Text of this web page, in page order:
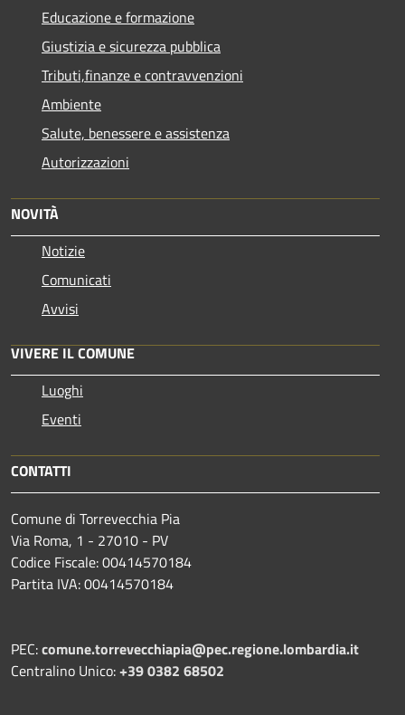
Educazione e formazione
Giustizia e sicurezza pubblica
Tributi,finanze e contravvenzioni
Ambiente
Salute, benessere e assistenza
Autorizzazioni
NOVITÀ
Notizie
Comunicati
Avvisi
VIVERE IL COMUNE
Luoghi
Eventi
CONTATTI
Comune di Torrevecchia Pia
Via Roma, 1 - 27010 - PV
Codice Fiscale: 00414570184
Partita IVA: 00414570184
PEC:comune.torrevecchiapia@pec.regione.lombardia.it
Centralino Unico:+39 0382 68502